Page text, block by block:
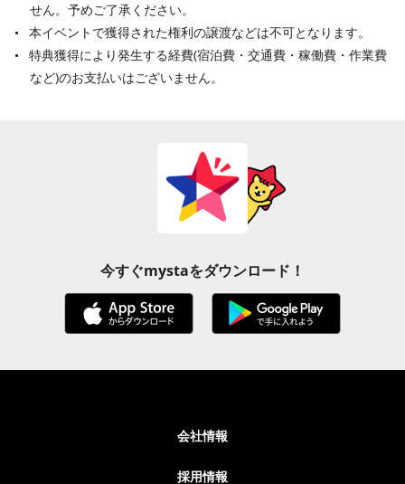
せん。予めご了承ください。
本イベントで獲得された権利の譲渡などは不可となります。
特典獲得により発生する経費(宿泊費・交通費・稼働費・作業費
など)のお支払いはございません。
今すぐmystaをダウンロード！
会社情報
採用情報